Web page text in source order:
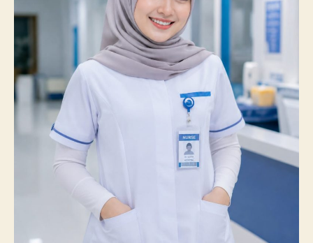
Kompetensi
Nasional